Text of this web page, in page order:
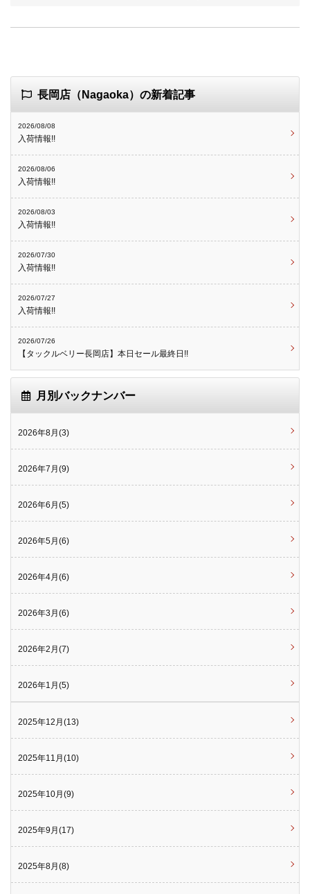
長岡店（Nagaoka）の新着記事
2026/08/08
入荷情報!!
2026/08/06
入荷情報!!
2026/08/03
入荷情報!!
2026/07/30
入荷情報!!
2026/07/27
入荷情報!!
2026/07/26
【タックルベリー長岡店】本日セール最終日!!
月別バックナンバー
2026年8月(3)
2026年7月(9)
2026年6月(5)
2026年5月(6)
2026年4月(6)
2026年3月(6)
2026年2月(7)
2026年1月(5)
2025年12月(13)
2025年11月(10)
2025年10月(9)
2025年9月(17)
2025年8月(8)